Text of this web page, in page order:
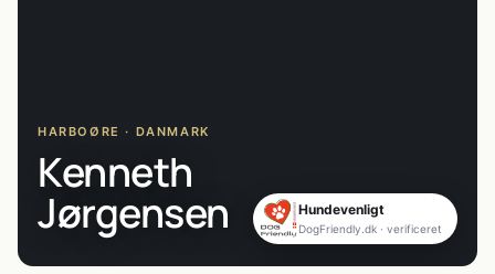
HARBOØRE · DANMARK
Kenneth
Jørgensen Hundevenligt
DogFriendly.dk · verificeret